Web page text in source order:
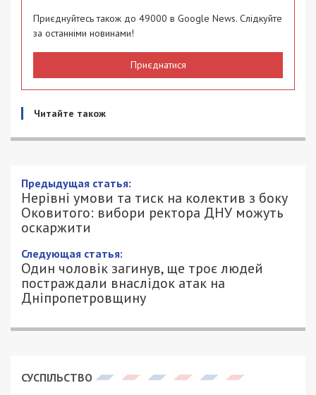
Приєднуйтесь також до 49000 в Google News. Слідкуйте
за останніми новинами!
Приєднатися
Читайте також
Предыдущая статья:
Нерівні умови та тиск на колектив з боку
Оковитого: вибори ректора ДНУ можуть
оскаржити
Следующая статья:
Один чоловік загинув, ще троє людей
постраждали внаслідок атак на
Дніпропетровщину
СУСПІЛЬСТВО